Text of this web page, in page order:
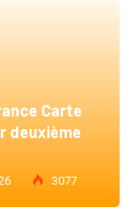
Carte
deuxième
3077